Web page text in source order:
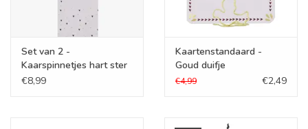
Set van 2 -
Kaarspinnetjes hart ster
goud
€8,99
Kaartenstandaard -
Goud duifje
€4,99 €2,49